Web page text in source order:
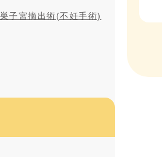
子宮摘出術(不妊手術)